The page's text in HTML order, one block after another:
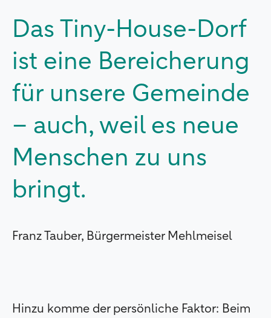
Das Tiny-House-Dorf
ist eine Bereicherung
für unsere Gemeinde
– auch, weil es neue
Menschen zu uns
bringt.
Franz Tauber, Bürgermeister Mehlmeisel
Hinzu komme der persönliche Faktor: Beim